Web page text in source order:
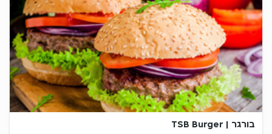
בורגר | TSB Burger